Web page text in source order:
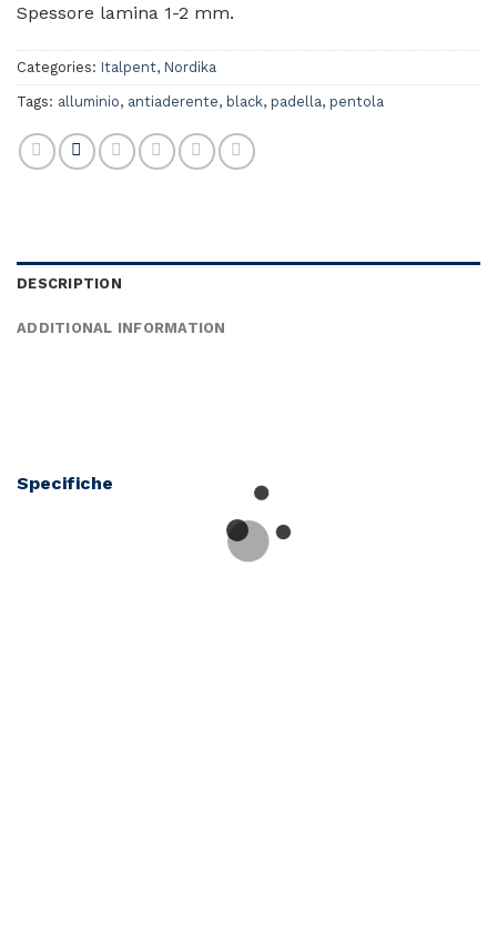
Spessore lamina 1-2 mm.
Categories: Italpent, Nordika
Tags: alluminio, antiaderente, black, padella, pentola
DESCRIPTION
ADDITIONAL INFORMATION
Specifiche